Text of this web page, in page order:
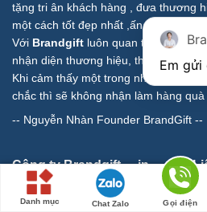
tặng tri ân khách hàng , đưa thương
một cách tốt đẹp nhất ,ấn tượng nhất !
Với Brandgift luôn quan tâm tới chất
nhận diện thương hiệu, thời gian giao
Khi cảm thấy một trong những vấn đề
chắc thì sẽ không nhận làm hàng
-- Nguyễn Nhàn Founder BrandGift --
Công ty Brandgift – in
logo chuẩn chất lượng
Danh mục Chat Zalo Gọi điện